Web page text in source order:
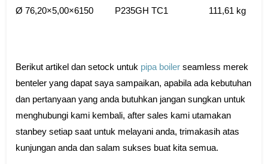
Ø 76,20×5,00×6150 P235GH TC1 111,61 kg
Berikut artikel dan setock untuk pipa boiler seamless merek
benteler yang dapat saya sampaikan, apabila ada kebutuhan
dan pertanyaan yang anda butuhkan jangan sungkan untuk
menghubungi kami kembali, after sales kami utamakan
stanbey setiap saat untuk melayani anda, trimakasih atas
kunjungan anda dan salam sukses buat kita semua.